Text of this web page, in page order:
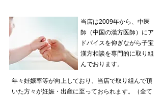
当店は2009年から、中医
師（中国の漢方医師）にア
ドバイスを仰ぎながら子宝
漢方相談を専門的に取り組
んでおります。
年々妊娠率等が向上しており、当店で取り組んで頂
いた方々が妊娠・出産に至っておられます。（全て